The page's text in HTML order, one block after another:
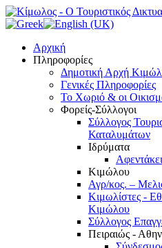
Αρχική
Πληροφορίες
Δημοτική Αρχή
Γενικές Πληροφορίες
Το Xωριό & οι
Φορείς-Σύλλογοι
Σύλλογος
Καταλυμάτων
Ιδρύματα
Κιμώλου
Αγρ/κος. –
Κιμωλίστες -
Κιμώλου
Σύλλογος
Πειραιώς -